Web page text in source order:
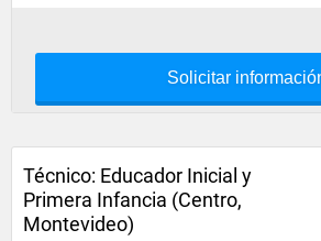
Solicitar
Técnico: Educador Inicial y
Primera Infancia (Centro,
Montevideo)